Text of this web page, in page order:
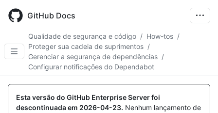
main
GitHub Docs
Qualidade de segurança e código / How-tos /
Proteger sua cadeia de suprimentos /
Gerenciar a segurança de dependências /
Configurar notificações do Dependabot
Esta versão do GitHub Enterprise Server foi
descontinuada em 2026-04-23. Nenhum lançamento de